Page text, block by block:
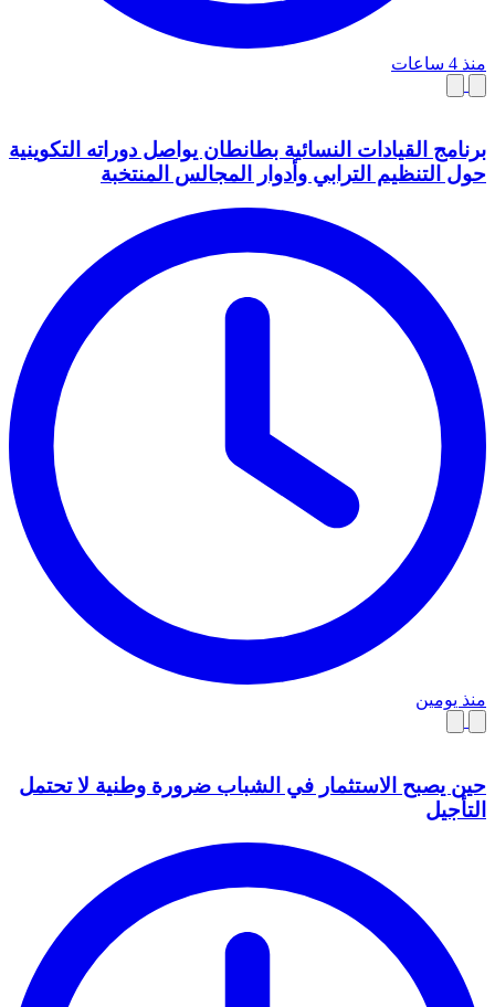
منذ 4 ساعات
برنامج القيادات النسائية بطانطان يواصل دوراته التكوينية
حول التنظيم الترابي وأدوار المجالس المنتخبة
منذ يومين
حين يصبح الاستثمار في الشباب ضرورة وطنية لا تحتمل
التأجيل